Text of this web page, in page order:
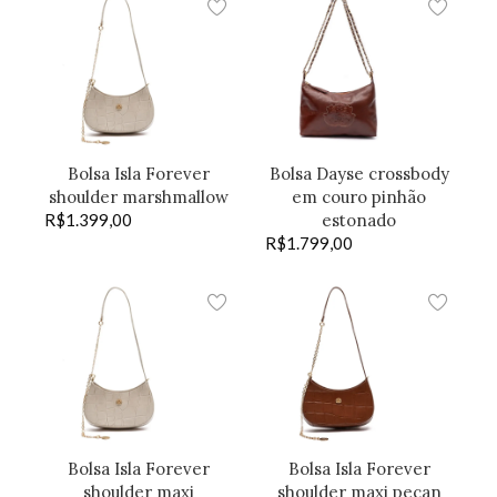
Bolsa Isla Forever
shoulder marshmallow
R$1.399,00
Bolsa Dayse crossbody
em couro pinhão
estonado
R$1.799,00
Bolsa Isla Forever
shoulder maxi
Bolsa Isla Forever
shoulder maxi pecan